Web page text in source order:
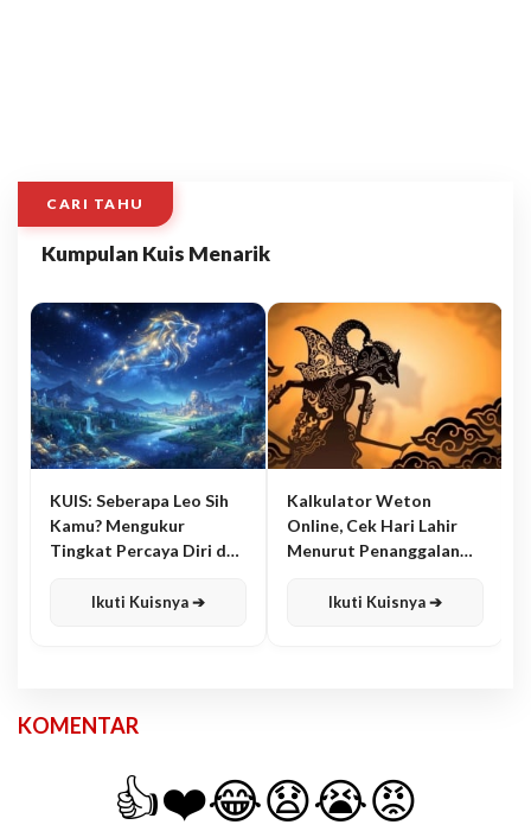
CARI TAHU
Kumpulan Kuis Menarik
KUIS: Seberapa Leo Sih
Kamu? Mengukur
Tingkat Percaya Diri dan
Ikuti Kuisnya ➔
Kalkulator Weton
Online, Cek Hari Lahir
Menurut Penanggalan
Ikuti Kuisnya ➔
KOMENTAR
👍❤️😂😧😭😡